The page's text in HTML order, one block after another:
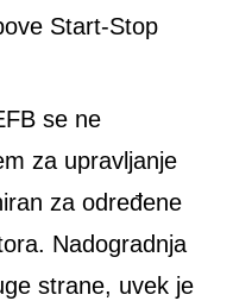
Start-Stop
se ne
za upravljanje
za određene
Nadogradnja
strane, uvek je